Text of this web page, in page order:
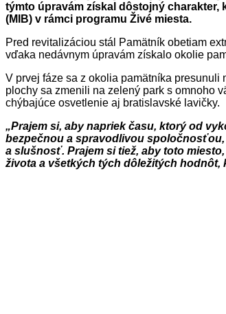
týmto úpravám získal dôstojný
(MIB) v rámci programu Živé miesta.
Pred revitalizáciou stál Pamätník obetiam
vďaka nedávnym úpravám získalo okolie
V prvej fáze sa z okolia pamätníka
plochy sa zmenili na zelený park s omnoho
chýbajúce osvetlenie aj bratislavské lavičky.
„Prajem si, aby napriek času, ktorý od
bezpečnou a spravodlivou
a slušnosť. Prajem si tiež, aby toto
života a všetkých tých dôležitých hodnôt,